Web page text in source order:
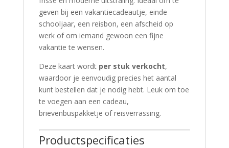
geven bij een vakantiecadeautje, einde
schooljaar, een reisbon, een afscheid op
werk of om iemand gewoon een fijne
vakantie te wensen.
Deze kaart wordt per stuk verkocht,
waardoor je eenvoudig precies het aantal
kunt bestellen dat je nodig hebt. Leuk om toe
te voegen aan een cadeau,
brievenbuspakketje of reisverrassing.
Productspecificaties